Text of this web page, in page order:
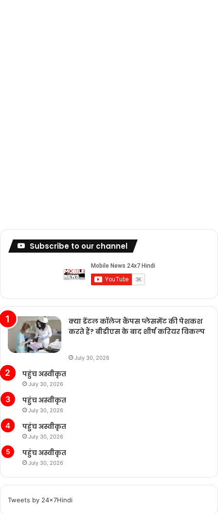
Subscribe to our channel
क्या डेंटल कॉलेज कैंपस प्लेसमेंट की पेशकश
करते हैं? बीडीएस के बाद शीर्ष करियर विकल्प
July 30, 2026
पहुंच अस्वीकृत
July 30, 2026
पहुंच अस्वीकृत
July 30, 2026
पहुंच अस्वीकृत
July 30, 2026
पहुंच अस्वीकृत
July 30, 2026
Tweets by 24x7Hindi